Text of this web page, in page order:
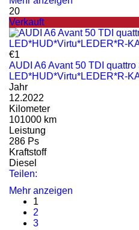
20
Verkauft
€1
AUDI A6 Avant 50 TDI quattro
LED*HUD*Virtu*LEDER*R-
Jahr
12.2022
Kilometer
101000 km
Leistung
286 Ps
Kraftstoff
Diesel
Teilen:
Mehr anzeigen
1
2
3